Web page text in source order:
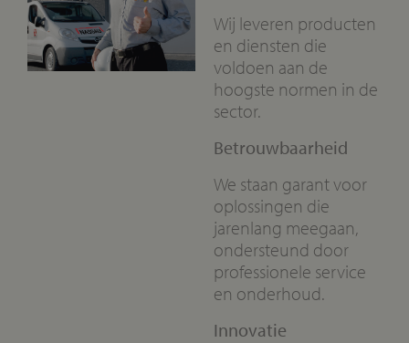
Wij leveren producten
en diensten die
voldoen aan de
hoogste normen in de
sector.
Betrouwbaarheid
We staan garant voor
oplossingen die
jarenlang meegaan,
ondersteund door
professionele service
en onderhoud.
Innovatie